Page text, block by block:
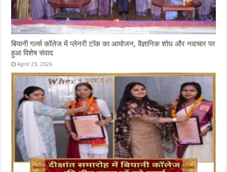
बियानी गर्ल्स कॉलेज में प्लेनरी टॉक का आयोजन, वैज्ञानिक शोध और नवाचार पर
हुआ विशेष संवाद
April 29, 2026